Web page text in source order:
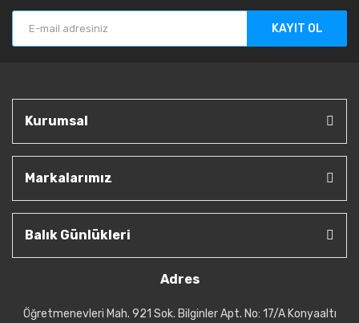
KAYIT OL
Kurumsal
Markalarımız
Balık Günlükleri
Adres
Öğretmenevleri Mah. 921 Sok. Bilginler Apt. No: 17/A Konyaaltı